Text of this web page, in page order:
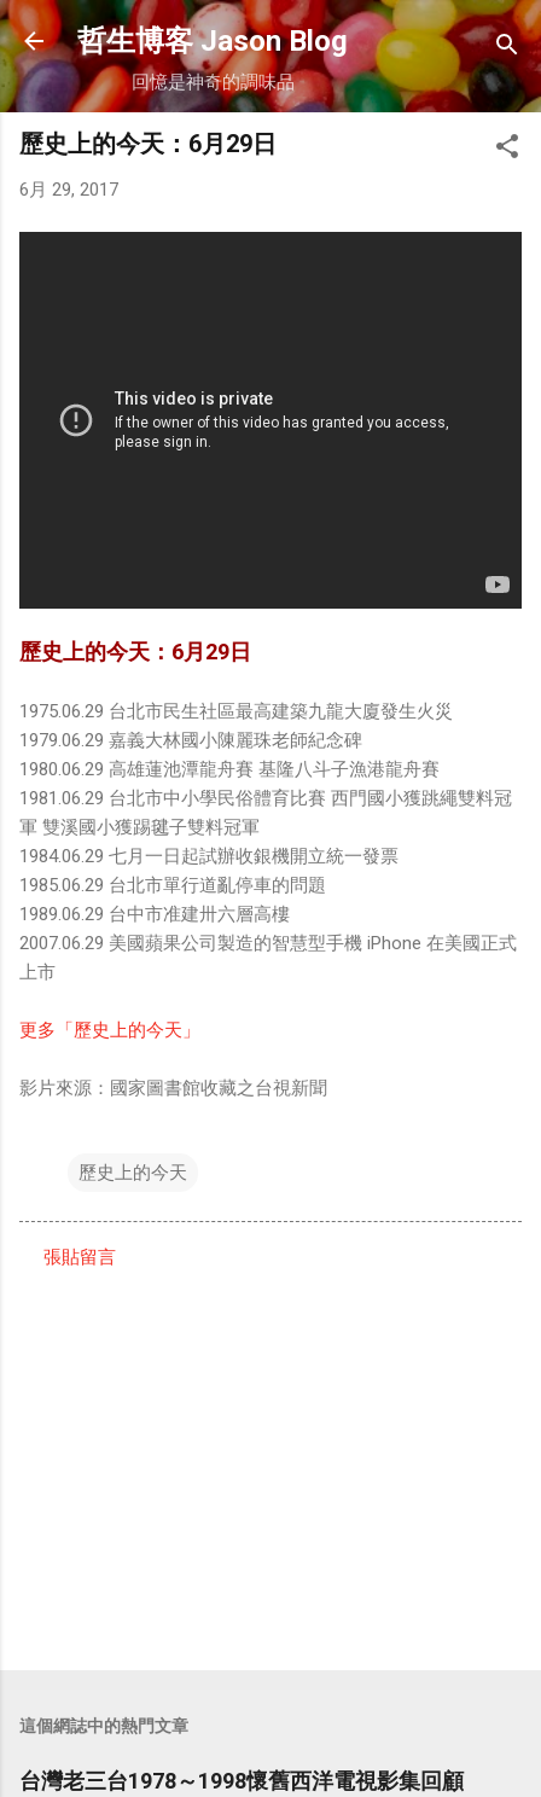
跳到主要內容
哲生博客 Jason Blog
回憶是神奇的調味品
歷史上的今天：6月29日
6月 29, 2017
歷史上的今天：6月29日
1975.06.29 台北市民生社區最高建築九龍大廈發生火災
1979.06.29 嘉義大林國小陳麗珠老師紀念碑
1980.06.29 高雄蓮池潭龍舟賽 基隆八斗子漁港龍舟賽
1981.06.29 台北市中小學民俗體育比賽 西門國小獲跳繩雙料冠
軍 雙溪國小獲踢毽子雙料冠軍
1984.06.29 七月一日起試辦收銀機開立統一發票
1985.06.29 台北市單行道亂停車的問題
1989.06.29 台中市准建卅六層高樓
2007.06.29 美國蘋果公司製造的智慧型手機 iPhone 在美國正式
上市
更多「歷史上的今天」
影片來源：國家圖書館收藏之台視新聞
歷史上的今天
張貼留言
這個網誌中的熱門文章
台灣老三台1978～1998懷舊西洋電視影集回顧